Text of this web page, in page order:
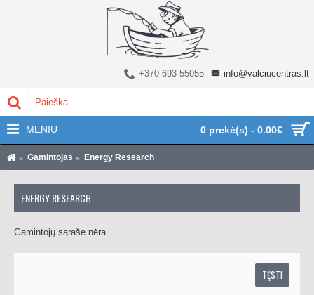
0 prekė(s) - 0.00€
+370 693 55055 info@valciucentras.lt
MENIU
Gamintojas Energy Research
ENERGY RESEARCH
Gamintojų sąraše nėra.
TĘSTI